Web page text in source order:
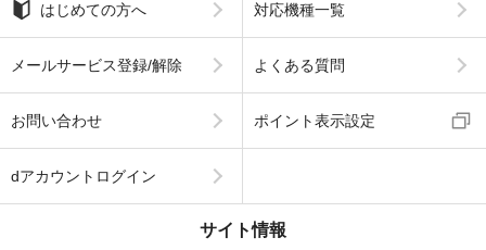
はじめての方へ 対応機種一覧
メールサービス登録/解除 よくある質問
お問い合わせ ポイント表示設定
dアカウントログイン
サイト情報